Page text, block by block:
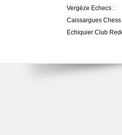
Vergèze Echecs :
Caissargues
Echiquier Club